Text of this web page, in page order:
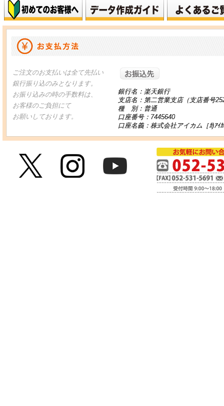
ご注文のお支払いは全て先払い
銀行振り込のみとなります。
お振り込みの時の手数料は、
お客様のご負担にて
お願いしております。
銀行名：楽天銀行
支店名：第二営業支店（支店番号
種 別：普通
口座番号：7445640
口座名義：株式会社アイカム［ｶ)ｱｲｶ